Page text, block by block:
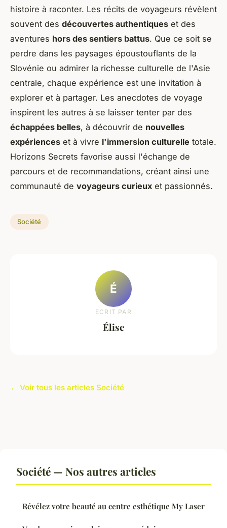
histoire à raconter. Les récits de voyageurs révèlent
souvent des découvertes authentiques et des
aventures hors des sentiers battus. Que ce soit se
perdre dans les paysages époustouflants de la
Slovénie ou admirer la richesse culturelle de l'Asie
centrale, chaque expérience est une invitation à
explorer et à partager. Les anecdotes de voyage
inspirent les autres à se laisser tenter par des
échappées belles, à découvrir de nouvelles
expériences et à vivre l'immersion culturelle totale.
Horizons Secrets favorise aussi l'échange de
parcours et de recommandations, créant ainsi une
communauté de voyageurs curieux et passionnés.
Société
É
ECRIT PAR
Élise
← Voir tous les articles Société
Société — Nos autres articles
Révélez votre beauté au centre esthétique My Laser